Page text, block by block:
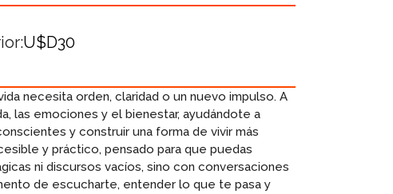
U$D30
necesita orden, claridad o un nuevo impulso. A
las emociones y el bienestar, ayudándote a
y construir una forma de vivir más
y práctico, pensado para que puedas
ni discursos vacíos, sino con conversaciones
de escucharte, entender lo que te pasa y